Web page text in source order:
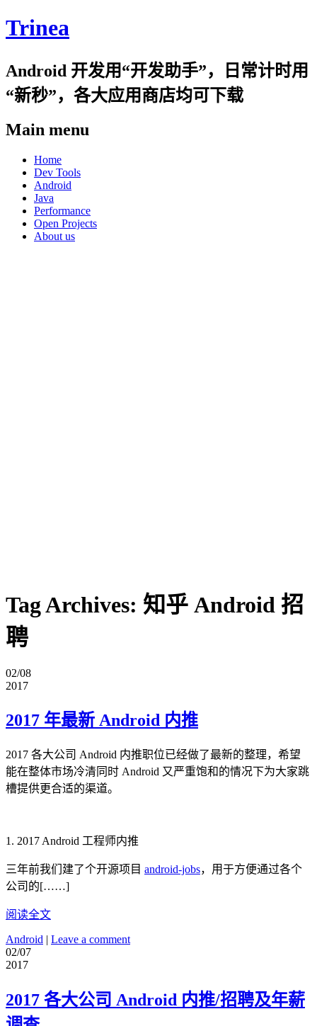
Trinea
Android 开发用“开发助手”，日常计时用
“新秒”，各大应用商店均可下载
Main menu
Skip
content
Home
Dev Tools
Android
Java
Performance
Open Projects
About us
Tag Archives: 知乎 Android 招
聘
02/08
2017
2017 年最新 Android 内推
2017 各大公司 Android 内推职位已经做了最新的整理，希望
能在整体市场冷清同时 Android 又严重饱和的情况下为大家跳
槽提供更合适的渠道。
1. 2017 Android 工程师内推
三年前我们建了个开源项目 android-jobs，用于方便通过各个
公司的[……]
阅读全文
Android | Leave a comment
02/07
2017
2017 各大公司 Android 内推/招聘及年薪